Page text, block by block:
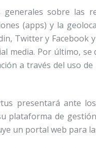
sobre las
(apps) y la
Twitter y Facebook
media. Por último, se
a través del uso de
presentará ante
plataforma de
un portal web para